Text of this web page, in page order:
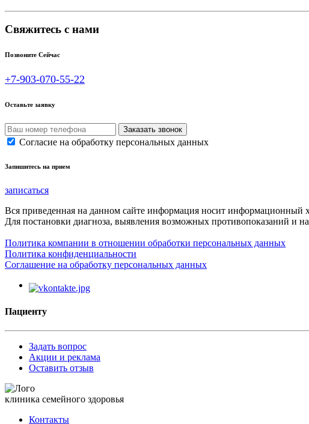
Свяжитесь с нами
Позвоните Сейчас
+7-903-070-55-22
Оставьте заявку
Согласие на обработку персональных данных
Запишитесь на прием
записаться
Вся приведенная на данном сайте информация носит информационный
Для постановки диагноза, выявления возможных противопоказаний и
Политика компании в отношении обработки персональных данных
Политика конфиденциальности
Соглашение на обработку персональных данных
Пациенту
Задать вопрос
Акции и реклама
Оставить отзыв
клиника семейного здоровья
Контакты